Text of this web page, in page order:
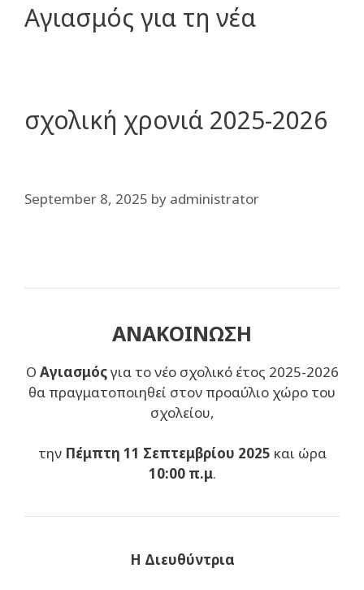
Αγιασμός για τη νέα
σχολική χρονιά 2025-2026
September 8, 2025 by administrator
ΑΝΑΚΟΙΝΩΣΗ
Ο Αγιασμόςγια το νέο σχολικό έτος 2025-2026
θα πραγματοποιηθεί στον προαύλιο χώρο του
σχολείου,
την Πέμπτη 11 Σεπτεμβρίου 2025 και ώρα
10:00 π.μ.
Η Διευθύντρια